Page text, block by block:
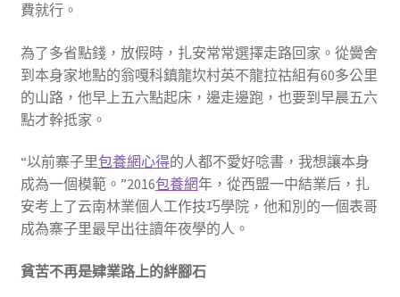
費就行。
為了多省點錢，放假時，扎安常常選擇走路回家。從黌舍
到本身家地點的翁嘎科鎮龍坎村英不龍拉祜組有60多公里
的山路，他早上五六點起床，邊走邊跑，也要到早晨五六
點才幹抵家。
“以前寨子里包養網心得的人都不愛好唸書，我想讓本身
成為一個模範。”2016包養網年，從西盟一中結業后，扎
安考上了云南林業個人工作技巧學院，他和別的一個表哥
成為寨子里最早出往讀年夜學的人。
貧苦不再是肄業路上的絆腳石